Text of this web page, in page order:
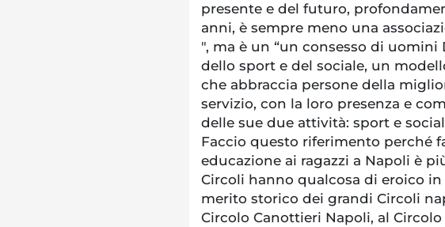
presente e del futuro,
anni, è sempre meno una
", ma è un “un consesso di uomini
dello sport e del sociale, un
che abbraccia persone della
servizio, con la loro presenza e
delle sue due attività: sport e
Faccio questo riferimento perché
educazione ai ragazzi a Napoli è
Circoli hanno qualcosa di eroico in
merito storico dei grandi Circoli
Circolo Canottieri Napoli, al Circolo